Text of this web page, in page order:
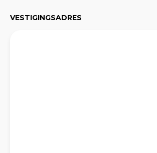
VESTIGINGSADRES